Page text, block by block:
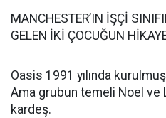
MANCHESTER’IN İŞÇİ
GELEN İKİ ÇOCUĞUN
Oasis 1991 yılında
Ama grubun temeli Noel ve
kardeş.